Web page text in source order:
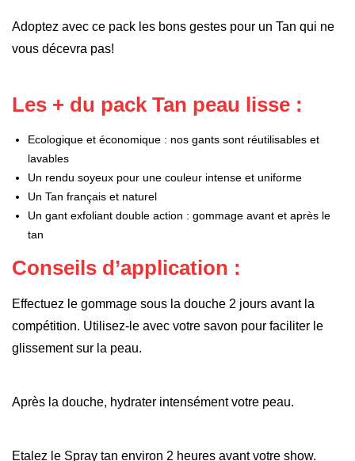
Adoptez avec ce pack les bons gestes pour un Tan qui ne
vous décevra pas!
Les + du pack Tan peau lisse :
Ecologique et économique : nos gants sont réutilisables et
lavables
Un rendu soyeux pour une couleur intense et uniforme
Un Tan français et naturel
Un gant exfoliant double action : gommage avant et après le
tan
Conseils d’application :
Effectuez le gommage sous la douche 2 jours avant la
compétition. Utilisez-le avec votre savon pour faciliter le
glissement sur la peau.
Après la douche, hydrater intensément votre peau.
Etalez le Spray tan environ 2 heures avant votre show.